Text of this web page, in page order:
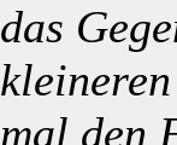
das
mal den